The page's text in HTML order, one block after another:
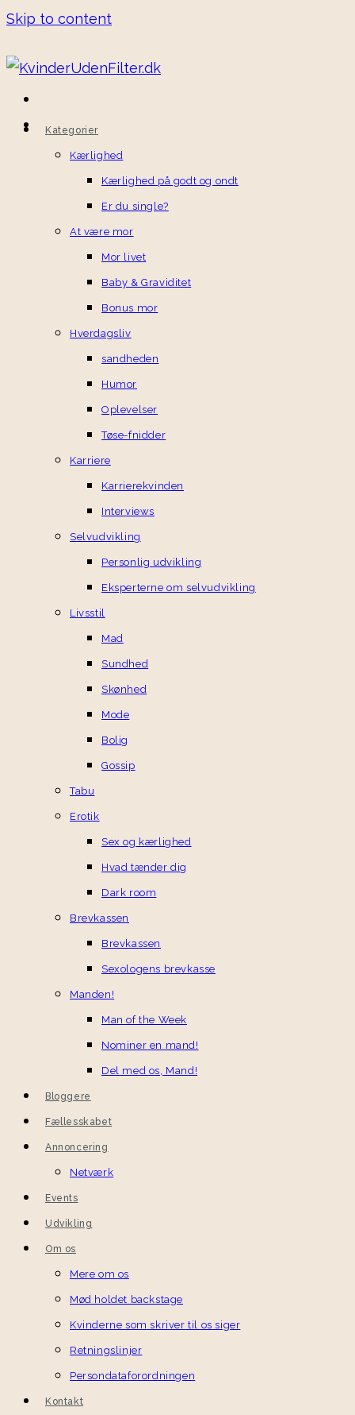
Skip to content
Kategorier
Kærlighed
Kærlighed på godt og ondt
Er du single?
At være mor
Mor livet
Baby & Graviditet
Bonus mor
Hverdagsliv
sandheden
Humor
Oplevelser
Tøse-fnidder
Karriere
Karrierekvinden
Interviews
Selvudvikling
Personlig udvikling
Eksperterne om selvudvikling
Livsstil
Mad
Sundhed
Skønhed
Mode
Bolig
Gossip
Tabu
Erotik
Sex og kærlighed
Hvad tænder dig
Dark room
Brevkassen
Brevkassen
Sexologens brevkasse
Manden!
Man of the Week
Nominer en mand!
Del med os, Mand!
Bloggere
Fællesskabet
Annoncering
Netværk
Events
Udvikling
Om os
Mere om os
Mød holdet backstage
Kvinderne som skriver til os siger
Retningslinjer
Persondataforordningen
Kontakt